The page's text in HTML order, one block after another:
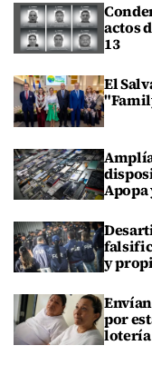
actos
13
El
Apopa
y
por
lotería